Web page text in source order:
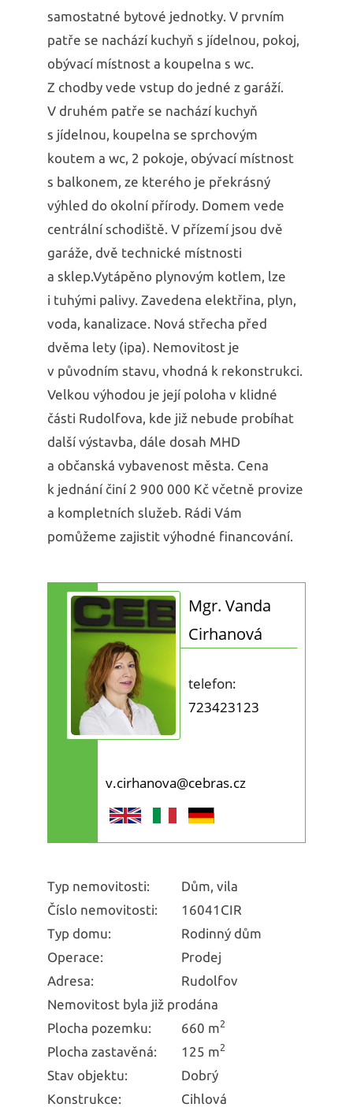
samostatné bytové jednotky. V prvním
patře se nachází kuchyň s jídelnou, pokoj,
obývací místnost a koupelna s wc.
Z chodby vede vstup do jedné z garáží.
V druhém patře se nachází kuchyň
s jídelnou, koupelna se sprchovým
koutem a wc, 2 pokoje, obývací místnost
s balkonem, ze kterého je překrásný
výhled do okolní přírody. Domem vede
centrální schodiště. V přízemí jsou dvě
garáže, dvě technické místnosti
a sklep.Vytápěno plynovým kotlem, lze
i tuhými palivy. Zavedena elektřina, plyn,
voda, kanalizace. Nová střecha před
dvěma lety (ipa). Nemovitost je
v původním stavu, vhodná k rekonstrukci.
Velkou výhodou je její poloha v klidné
části Rudolfova, kde již nebude probíhat
další výstavba, dále dosah MHD
a občanská vybavenost města. Cena
k jednání činí 2 900 000 Kč včetně provize
a kompletních služeb. Rádi Vám
pomůžeme zajistit výhodné financování.
Mgr. Vanda
Cirhanová
telefon:
723423123
v.cirhanova@cebras.cz
Typ nemovitosti:
Dům, vila
Číslo nemovitosti:
16041CIR
Typ domu:
Rodinný dům
Operace:
Prodej
Adresa:
Rudolfov
Nemovitost byla již prodána
Plocha pozemku:
660 m2
Plocha zastavěná: 125 m2
Stav objektu:
Dobrý
Konstrukce:
Cihlová